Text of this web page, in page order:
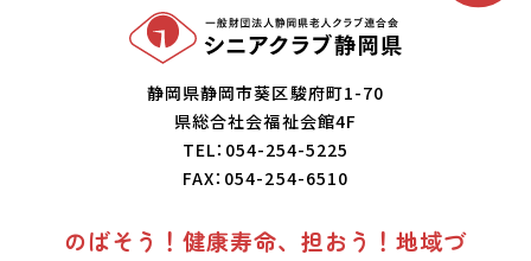
静岡県静岡市葵区駿府町1-70
県総合社会福祉会館4F
TEL：054-254-5225
FAX：054-254-6510
のばそう！健康寿命、担おう！地域づ